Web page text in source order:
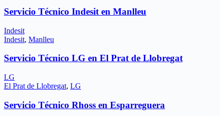
Servicio Técnico Indesit en Manlleu
Indesit
Indesit, Manlleu
Servicio Técnico LG en El Prat de Llobregat
LG
El Prat de Llobregat, LG
Servicio Técnico Rhoss en Esparreguera